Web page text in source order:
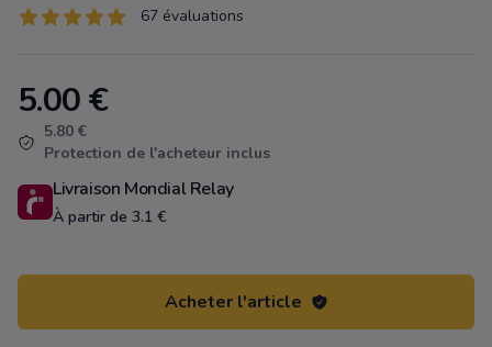
Évaluations
67 sur 5 étoiles 67 évaluations
Product information
5.00€
5.80 €
Protection de l'acheteur inclus
Livraison Mondial Relay
À partir de 3.1 €
Acheter l'article